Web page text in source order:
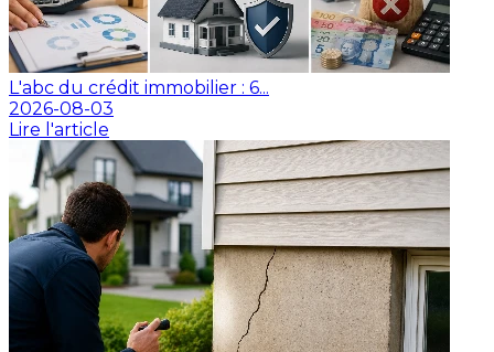
L'abc du crédit immobilier : 6...
2026-08-03
Lire l'article